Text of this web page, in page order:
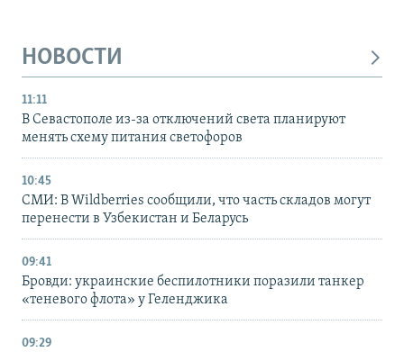
НОВОСТИ
11:11
В Севастополе из-за отключений света планируют
менять схему питания светофоров
10:45
СМИ: В Wildberries сообщили, что часть складов могут
перенести в Узбекистан и Беларусь
09:41
Бровди: украинские беспилотники поразили танкер
«теневого флота» у Геленджика
09:29